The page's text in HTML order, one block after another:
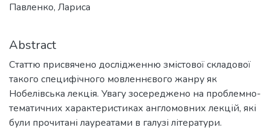
Павленко, Лариса
Abstract
Статтю присвячено дослідженню змістової складової
такого специфічного мовленнєвого жанру як
Нобелівська лекція. Увагу зосереджено на проблемно-
тематичних характеристиках англомовних лекцій, які
були прочитані лауреатами в галузі літератури.